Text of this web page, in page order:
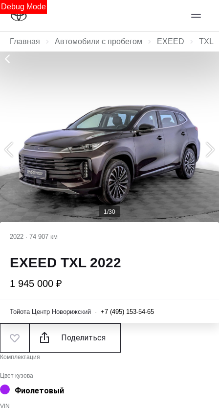
Debug Mode
Главная Автомобили с пробегом EXEED TXL
1/30
2022 · 74 907 км
EXEED TXL 2022
1 945 000 ₽
Тойота Центр Новорижский · +7 (495) 153-54-65
Поделиться
Комплектация
Цвет кузова
Фиолетовый
VIN